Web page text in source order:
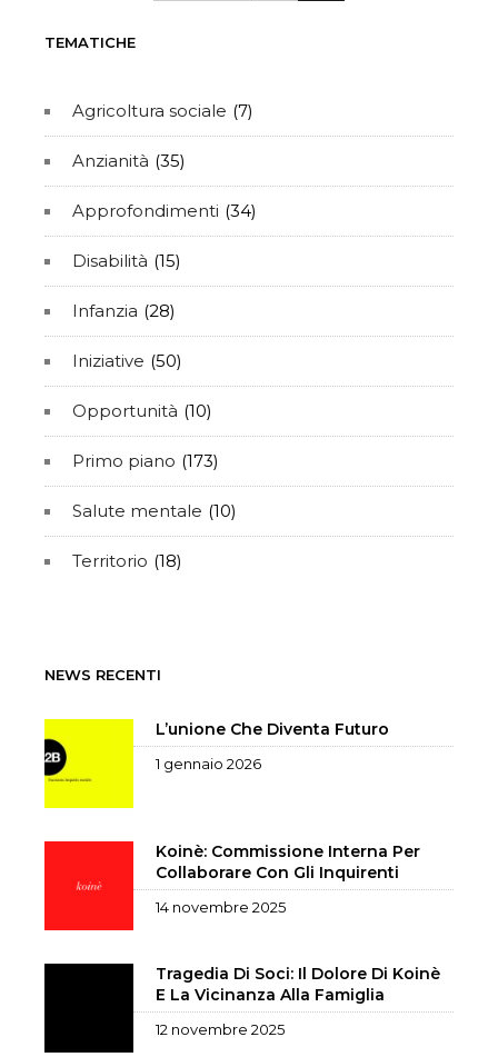
TEMATICHE
Agricoltura sociale (7)
Anzianità (35)
Approfondimenti (34)
Disabilità (15)
Infanzia (28)
Iniziative (50)
Opportunità (10)
Primo piano (173)
Salute mentale (10)
Territorio (18)
NEWS RECENTI
L’unione Che Diventa Futuro
1 gennaio 2026
Koinè: Commissione Interna Per
Collaborare Con Gli Inquirenti
14 novembre 2025
Tragedia Di Soci: Il Dolore Di Koinè
E La Vicinanza Alla Famiglia
12 novembre 2025